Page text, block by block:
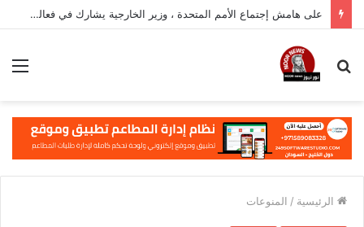
على هامش إجتماع الأمم المتحدة ، وزير الخارجية يشارك في فعالية مهمة في نيويورك
بحث
الرئيسية / المنوعات